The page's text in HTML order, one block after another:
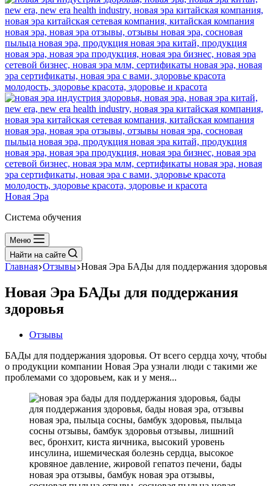
Новая Эра
Система обучения
Меню
Найти на сайте
Главная Отзывы Новая Эра БАДы для поддержания здоровья
Новая Эра БАДы для поддержания
здоровья
Отзывы
БАДы для поддержания здоровья. От всего сердца хочу, чтобы
о продукции компании Новая Эра узнали люди с такими же
проблемами со здоровьем, как и у меня...